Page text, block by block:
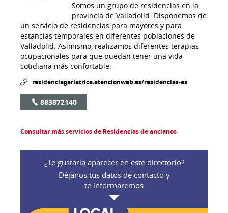
Somos un grupo de residencias en la
provincia de Valladolid. Disponemos de
un servicio de residencias para mayores y para
estancias temporales en diferentes poblaciones de
Valladolid. Asimismo, realizamos diferentes terapias
ocupacionales para que puedan tener una vida
cotidiana más confortable.
residenciageriatrica.atencionweb.es/residencias-as
883872140
Consultar más servicios de Residencias de ancianos
¿Te gustaría aparecer en este directorio?
Déjanos tus datos de contacto y
te informaremos